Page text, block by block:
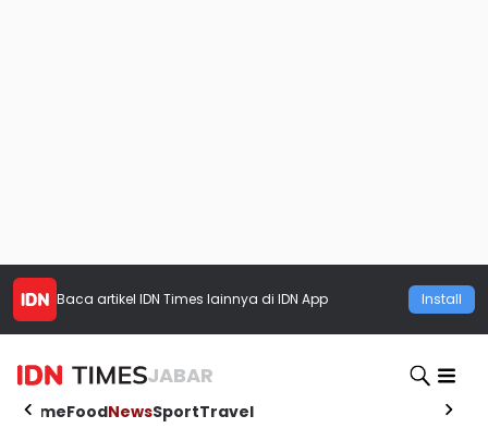
Baca artikel IDN Times lainnya di IDN App Install
JABAR
HomeFoodNewsSportTravel